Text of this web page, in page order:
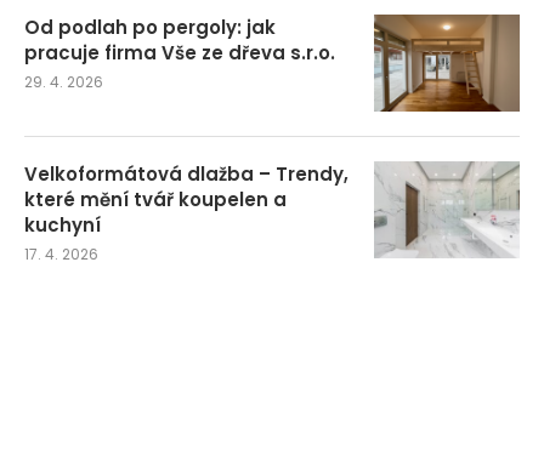
Od podlah po pergoly: jak
pracuje firma Vše ze dřeva s.r.o.
29. 4. 2026
Velkoformátová dlažba – Trendy,
které mění tvář koupelen a
kuchyní
17. 4. 2026